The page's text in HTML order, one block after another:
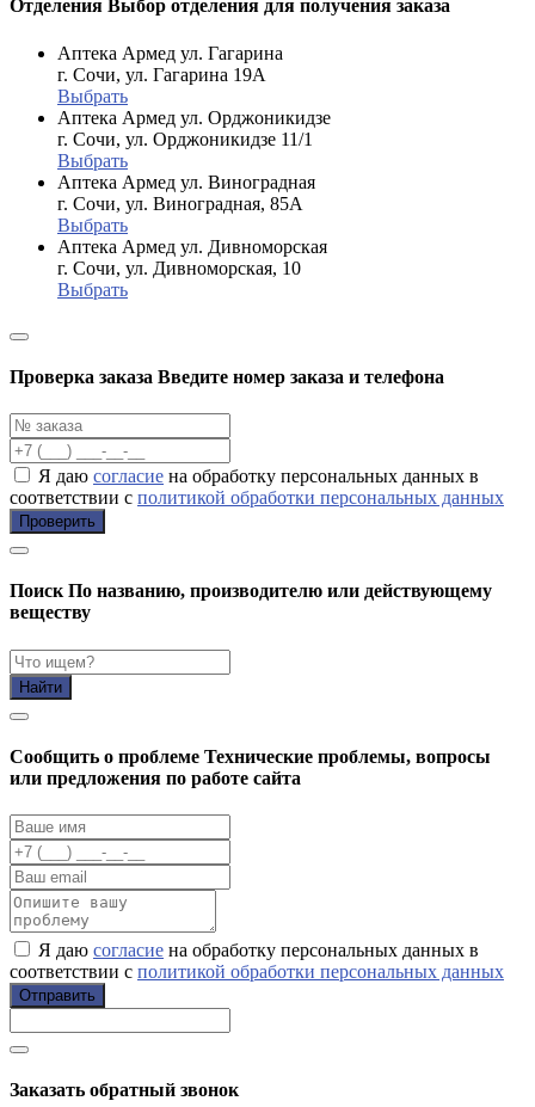
Отделения Выбор отделения для получения заказа
Аптека Армед ул. Гагарина
г. Сочи, ул. Гагарина 19А
Выбрать
Аптека Армед ул. Орджоникидзе
г. Сочи, ул. Орджоникидзе 11/1
Выбрать
Аптека Армед ул. Виноградная
г. Сочи, ул. Виноградная, 85А
Выбрать
Аптека Армед ул. Дивноморская
г. Сочи, ул. Дивноморская, 10
Выбрать
Проверка заказа Введите номер заказа и телефона
Я даю согласие на обработку персональных данных в
соответствии с политикой обработки персональных данных
Проверить
Поиск По названию, производителю или действующему
веществу
Найти
Cообщить о проблеме Технические проблемы, вопросы
или предложения по работе сайта
Я даю согласие на обработку персональных данных в
соответствии с политикой обработки персональных данных
Отправить
Заказать обратный звонок